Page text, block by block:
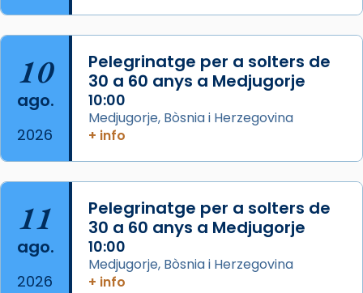
Jaume, fill de Zebedeu, és juntament amb el
seu germà Joan i Pere un dels que
acompanyava més de prop Jesús.
Segons el llibre dels Fets (12,2) fou el primer
apòstol màrtir, decapitat a Jerusalem per
Herodes Agripa (vers l'any 44).
Patró de Galícia, després de les invasions
musulmanes fou venerat com a patró dels
Regnes castellans i més tard de tota
Espanya.
10
ago.
2026
Pelegrinatge per a solters de
30 a 60 anys a Medjugorje
10:00
Medjugorje, Bòsnia i Herzegovina
+ info
11
ago.
2026
Pelegrinatge per a solters de
30 a 60 anys a Medjugorje
10:00
Medjugorje, Bòsnia i Herzegovina
+ info